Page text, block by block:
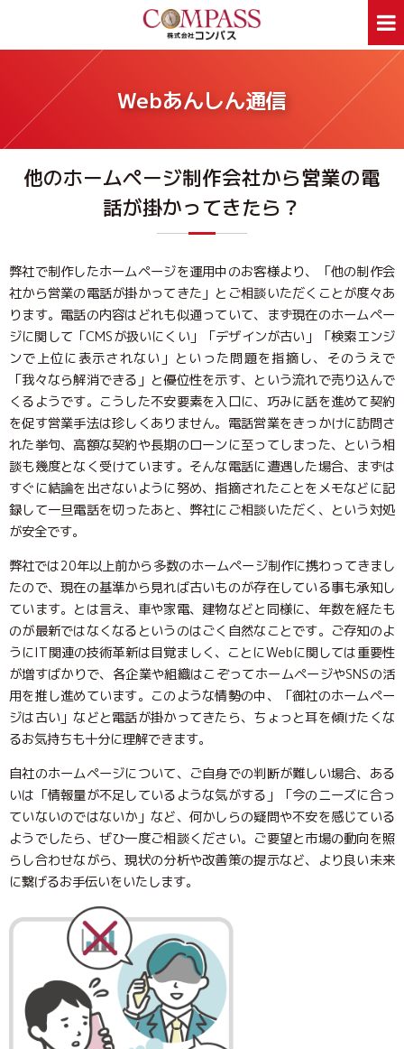
ホーム
ホームページ制作 デザイン印刷
ウェアプリント
旅行事業部 資料ダウンロード
会社案内
新着情報
外部スタッフ募集
サイトマップ
お問合せはお気軽に
046-250-1005
月～金曜日 9:00～17:00
お問合せ
Webあんしん通信
他のホームページ制作会社から営業の電
話が掛かってきたら？
弊社で制作したホームページを運用中のお客様より、「他の制作会
社から営業の電話が掛かってきた」とご相談いただくことが度々あ
ります。電話の内容はどれも似通っていて、まず現在のホームペー
ジに関して「CMSが扱いにくい」「デザインが古い」「検索エンジ
ンで上位に表示されない」といった問題を指摘し、そのうえで
「我々なら解消できる」と優位性を示す、という流れで売り込んで
くるようです。こうした不安要素を入口に、巧みに話を進めて契約
を促す営業手法は珍しくありません。電話営業をきっかけに訪問さ
れた挙句、高額な契約や長期のローンに至ってしまった、という相
談も幾度となく受けています。そんな電話に遭遇した場合、まずは
すぐに結論を出さないように努め、指摘されたことをメモなどに記
録して一旦電話を切ったあと、弊社にご相談いただく、という対処
が安全です。
弊社では20年以上前から多数のホームページ制作に携わってきまし
たので、現在の基準から見れば古いものが存在している事も承知し
ています。とは言え、車や家電、建物などと同様に、年数を経たも
のが最新ではなくなるというのはごく自然なことです。ご存知のよ
うにIT関連の技術革新は目覚ましく、ことにWebに関しては重要性
が増すばかりで、各企業や組織はこぞってホームページやSNSの活
用を推し進めています。このような情勢の中、「御社のホームペー
ジは古い」などと電話が掛かってきたら、ちょっと耳を傾けたくな
るお気持ちも十分に理解できます。
自社のホームページについて、ご自身での判断が難しい場合、ある
いは「情報量が不足しているような気がする」「今のニーズに合っ
ていないのではないか」など、何かしらの疑問や不安を感じている
ようでしたら、ぜひ一度ご相談ください。ご要望と市場の動向を照
らし合わせながら、現状の分析や改善策の提示など、より良い未来
に繋げるお手伝いをいたします。